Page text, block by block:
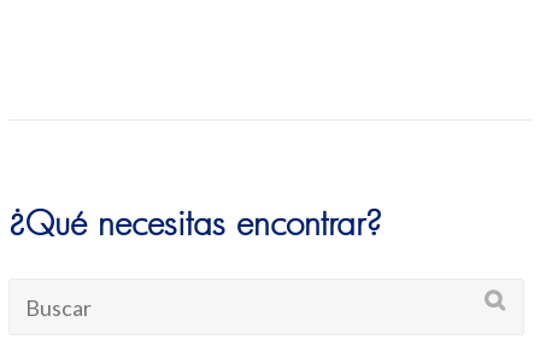
¿Qué necesitas encontrar?